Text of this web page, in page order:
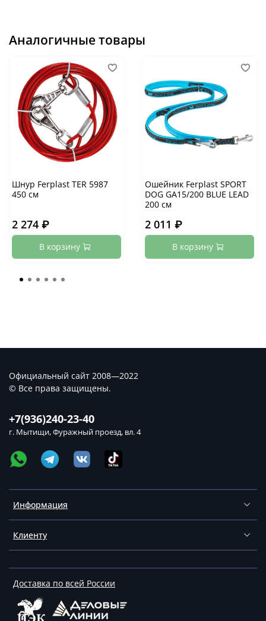
Аналогичные товары
Шнур Ferplast TER 5987
450 см
2 274 ₽
В корзину
Ошейник Ferplast SPORT
DOG GA15/200 BLUE LEAD
200 см
2 011 ₽
В корзину
Информация
Клиенту
Доставка по всей России
+7(936)240-23-40
г. Мытищи, Фуражный проезд, вл. 4
Официальный сайт 2008—2022
© Все права защищены.